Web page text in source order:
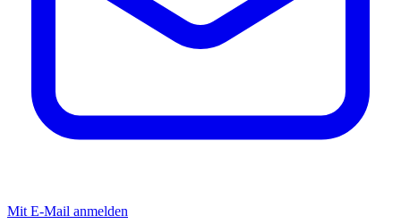
Mit E-Mail anmelden